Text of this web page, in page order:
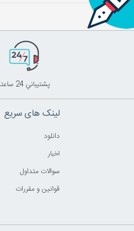
پشتيباني 24 ساعته
لینک های سریع
دانلود
اخبار
سوالات متداول
قوانين و مقررات